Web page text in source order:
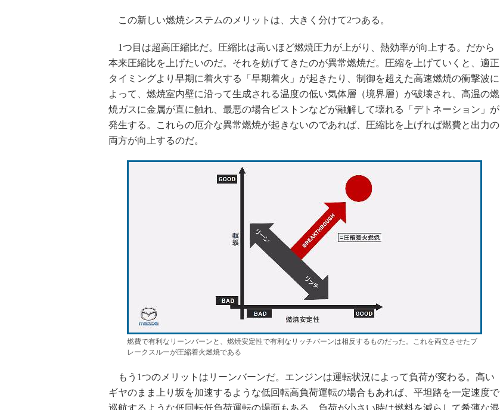
この新しい燃焼システムのメリットは、大きく分けて2つある。
1つ目は超高圧縮比だ。圧縮比は高いほど燃焼圧力が上がり、熱効率が向上する。だから
本来圧縮比を上げたいのだ。それを妨げてきたのが異常燃焼だ。圧縮を上げていくと、適正
タイミングより早期に着火する「早期着火」が起きたり、制御を超えた高速燃焼の衝撃波に
よって、燃焼室内壁に沿って生成される温度の低い気体層（境界層）が破壊され、高温の燃
焼ガスに金属が直に触れ、最悪の場合ピストンなどが融解して壊れる「デトネーション」が
発生する。これらの厄介な異常燃焼が起きないのであれば、圧縮比を上げれば燃費と出力の
両方が向上するのだ。
燃費で有利なリーンバーンと、燃焼安定性で有利なリッチバーンは相反するものだった。これを両立させたブ
レークスルーが圧縮着火燃焼である
もう1つのメリットはリーンバーンだ。エンジンは運転状況によって負荷が変わる。高い
ギヤのまま上り坂を加速するような低回転高負荷運転の場合もあれば、平坦路を一定速度で
巡航するような低回転低負荷運転の場面もある。負荷が小さい時は燃料を減らして希薄な混